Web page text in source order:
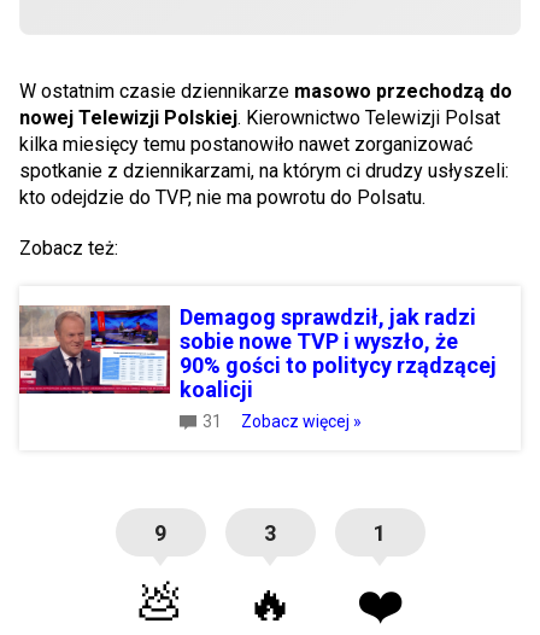
W ostatnim czasie dziennikarze masowo przechodzą do
nowej Telewizji Polskiej. Kierownictwo Telewizji Polsat
kilka miesięcy temu postanowiło nawet zorganizować
spotkanie z dziennikarzami, na którym ci drudzy usłyszeli:
kto odejdzie do TVP, nie ma powrotu do Polsatu.
Zobacz też:
Demagog sprawdził, jak radzi
sobie nowe TVP i wyszło, że
90% gości to politycy rządzącej
koalicji
31 Zobacz więcej »
9
💩
3
🔥
1
❤️